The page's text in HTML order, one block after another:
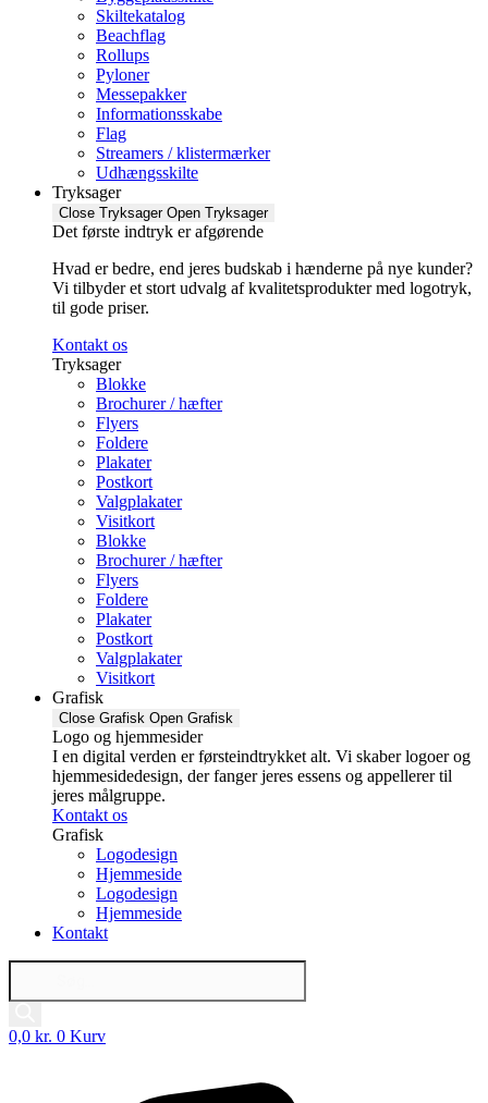
Skiltekatalog
Beachflag
Rollups
Pyloner
Messepakker
Informationsskabe
Flag
Streamers / klistermærker
Udhængsskilte
Tryksager
Close Tryksager Open Tryksager
Det første indtryk er afgørende
Hvad er bedre, end jeres budskab i hænderne på nye kunder?
Vi tilbyder et stort udvalg af kvalitetsprodukter med logotryk,
til gode priser.
Kontakt os
Tryksager
Blokke
Brochurer / hæfter
Flyers
Foldere
Plakater
Postkort
Valgplakater
Visitkort
Blokke
Brochurer / hæfter
Flyers
Foldere
Plakater
Postkort
Valgplakater
Visitkort
Grafisk
Close Grafisk Open Grafisk
Logo og hjemmesider
I en digital verden er førsteindtrykket alt. Vi skaber logoer og
hjemmesidedesign, der fanger jeres essens og appellerer til
jeres målgruppe.
Kontakt os
Grafisk
Logodesign
Hjemmeside
Logodesign
Hjemmeside
Kontakt
Products
0,0 kr. 0 Kurv